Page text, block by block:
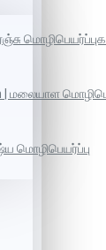
| மலையாள
மொழிபெயர்ப்பு